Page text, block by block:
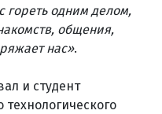
гореть одним делом,
общения,
нас».
и студент
технологического